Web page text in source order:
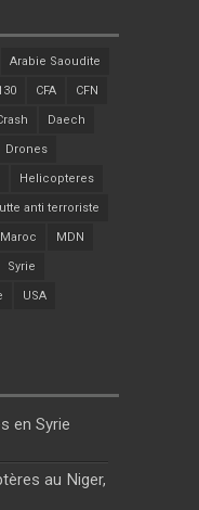
Arabie Saoudite
CFA CFN
Daech
Drones
Helicopteres
anti terroriste
Maroc MDN
Syrie
USA
en Syrie
au Niger,